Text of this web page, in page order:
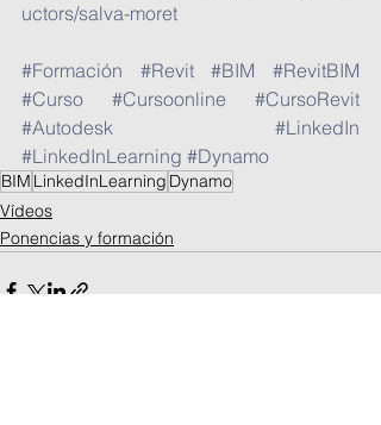
uctors/salva-moret
#Formación #Revit #BIM
#RevitBIM
#Curso
#Cursoonline
#CursoRevit
#Autodesk
#LinkedIn
#LinkedInLearning #Dynamo
BIM LinkedInLearning Dynamo
Vídeos
Ponencias y formación